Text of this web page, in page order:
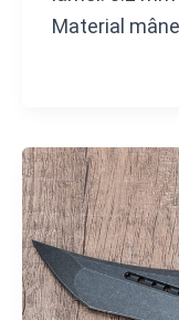
Material